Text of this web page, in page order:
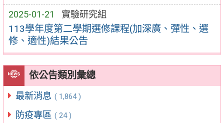
2025-01-21 實驗研究組
113學年度第二學期選修課程(加深廣、彈性、選
修、適性)結果公告
依公告類別彙總
最新消息 ( 1,864 )
防疫專區 ( 24 )